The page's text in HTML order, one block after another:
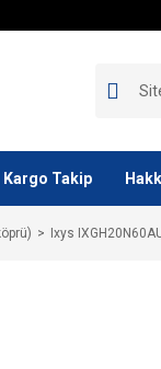
Kargo Takip
Ixys